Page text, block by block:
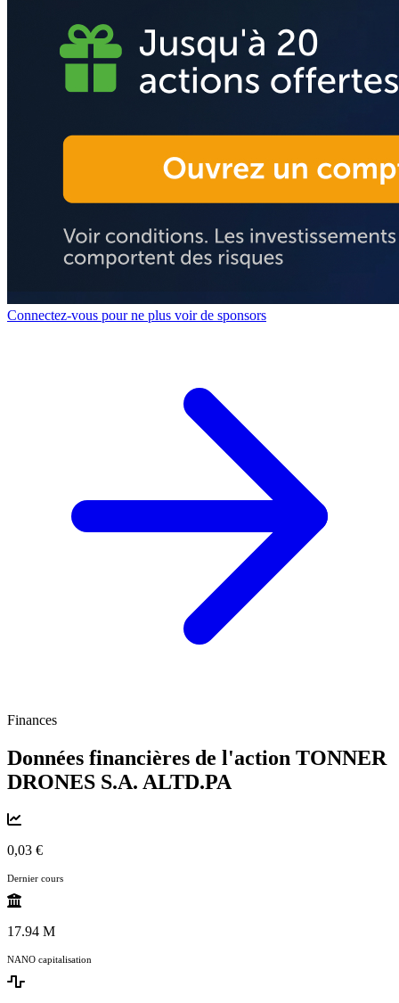
Connectez-vous pour ne plus voir de sponsors
Finances
Données financières de l'action TONNER
DRONES S.A. ALTD.PA
0,03 €
Dernier cours
17.94 M
NANO capitalisation